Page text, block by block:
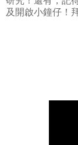
及開啟小鐘仔！